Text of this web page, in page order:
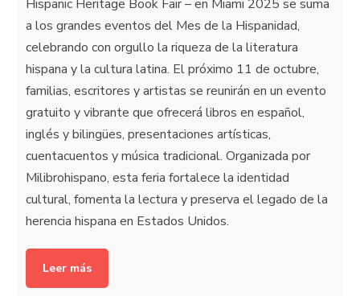
Hispanic Heritage Book Fair – en Miami 2025 se suma
a los grandes eventos del Mes de la Hispanidad,
celebrando con orgullo la riqueza de la literatura
hispana y la cultura latina. El próximo 11 de octubre,
familias, escritores y artistas se reunirán en un evento
gratuito y vibrante que ofrecerá libros en español,
inglés y bilingües, presentaciones artísticas,
cuentacuentos y música tradicional. Organizada por
Milibrohispano, esta feria fortalece la identidad
cultural, fomenta la lectura y preserva el legado de la
herencia hispana en Estados Unidos.
Leer más